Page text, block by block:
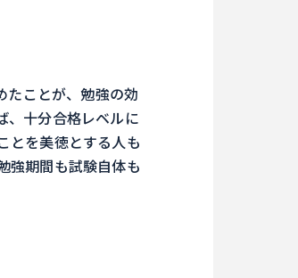
たことが、勉強の効
、十分合格レベルに
とを美徳とする人も
強期間も試験自体も